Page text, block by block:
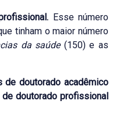
Esse número
tinham o maior número
da saúde (150) e as
de doutorado acadêmico
doutorado profissional